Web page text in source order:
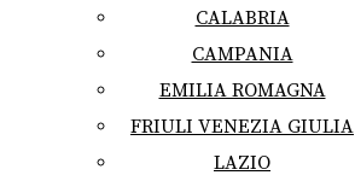
CALABRIA
CAMPANIA
EMILIA ROMAGNA
FRIULI VENEZIA GIULIA
LAZIO